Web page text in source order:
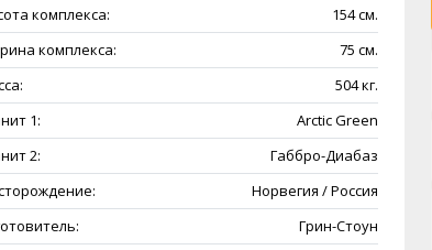
комплекса:
154 см.
комплекса:
75 см.
504 кг.
1:
Arctic Green
2:
Габбро-Диабаз
Норвегия / Россия
Грин-Стоун